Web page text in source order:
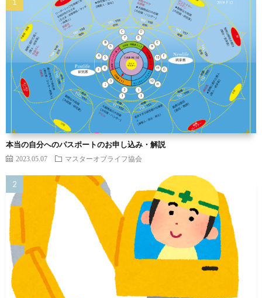
本当の自分へのパスポートのお申し込み・解説
2023.05.07 マスターオブライフ協会